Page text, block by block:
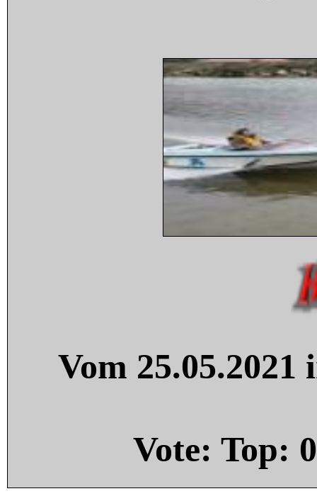
Vom
Vote: Top: 0